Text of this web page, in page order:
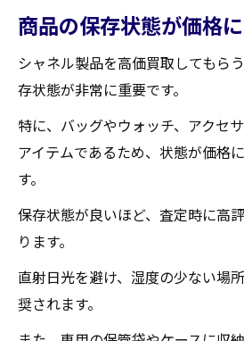
商品の保存状態が価格
シャネル製品を高価買取してもら
存状態が非常に重要です。
特に、バッグやウォッチ、アクセ
アイテムであるため、状態が価格
す。
保存状態が良いほど、査定時に高
ります。
直射日光を避け、湿度の少ない場
奨されます。